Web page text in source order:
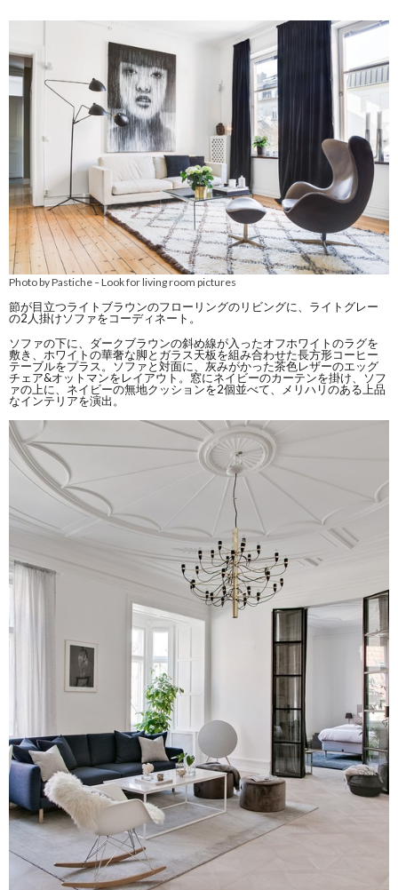
Photo by Pastiche–Look for living room pictures
節が目立つライトブラウンのフローリングのリビングに、ライトグレー
の2人掛けソファをコーディネート。
ソファの下に、ダークブラウンの斜め線が入ったオフホワイトのラグを
敷き、ホワイトの華奢な脚とガラス天板を組み合わせた長方形コーヒー
テーブルをプラス。ソファと対面に、灰みがかった茶色レザーのエッグ
チェア&オットマンをレイアウト。窓にネイビーのカーテンを掛け、ソフ
ァの上に、ネイビーの無地クッションを2個並べて、メリハリのある上品
なインテリアを演出。